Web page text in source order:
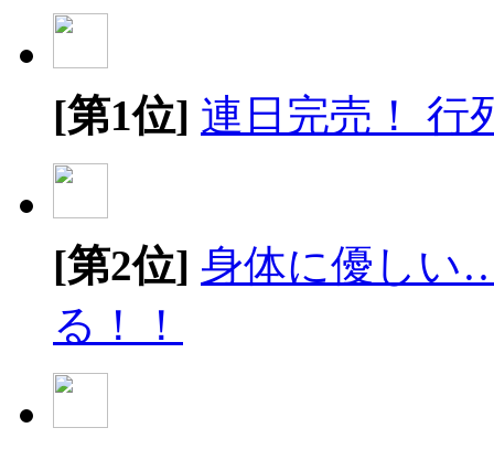
[第1位] 連日完売！ 行
[第2位] 身体に優しい
る！！